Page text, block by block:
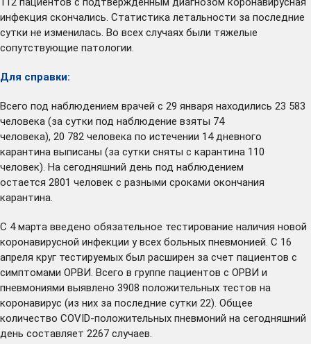
инфекция скончались. Статистика летальности за последние
сутки не изменилась. Во всех случаях были тяжелые
сопутствующие патологии.
Для справки:
Всего под наблюдением врачей с 29 января находились 23 583
человека (за сутки под наблюдение взяты 74
человека), 20 782 человека по истечении 14 дневного
карантина выписаны (за сутки сняты с карантина 110
человек). На сегодняшний день под наблюдением
остается 2801 человек с разными сроками окончания
карантина.
С 4 марта введено обязательное тестирование наличия новой
коронавирусной инфекции у всех больных пневмонией. С 16
апреля круг тестируемых был расширен за счет пациентов с
симптомами ОРВИ. Всего в группе пациентов с ОРВИ и
пневмониями выявлено 3908 положительных тестов на
коронавирус (из них за последние сутки 22). Общее
количество COVID-положительных пневмоний на сегодняшний
день составляет 2267 случаев.